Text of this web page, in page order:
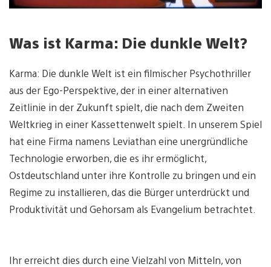
Was ist Karma: Die dunkle Welt?
Karma: Die dunkle Welt ist ein filmischer Psychothriller
aus der Ego-Perspektive, der in einer alternativen
Zeitlinie in der Zukunft spielt, die nach dem Zweiten
Weltkrieg in einer Kassettenwelt spielt. In unserem Spiel
hat eine Firma namens Leviathan eine unergründliche
Technologie erworben, die es ihr ermöglicht,
Ostdeutschland unter ihre Kontrolle zu bringen und ein
Regime zu installieren, das die Bürger unterdrückt und
Produktivität und Gehorsam als Evangelium betrachtet.
Ihr erreicht dies durch eine Vielzahl von Mitteln, von